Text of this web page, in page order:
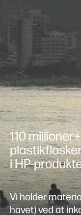
110
i HP-
Vi holder
havet) ved at